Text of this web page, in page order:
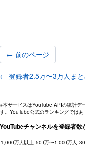
← 前のページ
← 登録者2.5万〜3万人ま
※本サービスはYouTube APIの統計デ
す。YouTube公式のランキングではあ
YouTubeチャンネルを登録者数
1,000万人以上 500万〜1,000万人